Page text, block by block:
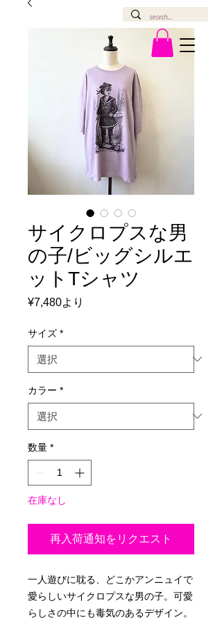
サイクロプスな男
の子/ビッグシルエ
ットTシャツ
¥7,480より
価
サイズ *
カラー *
数量 *
在庫なし
再入荷通知をリクエスト
一人遊びに耽る、どこかアンニュイで
愛らしいサイクロプスな男の子。可愛
らしさの中にも毒気のあるデザイン。